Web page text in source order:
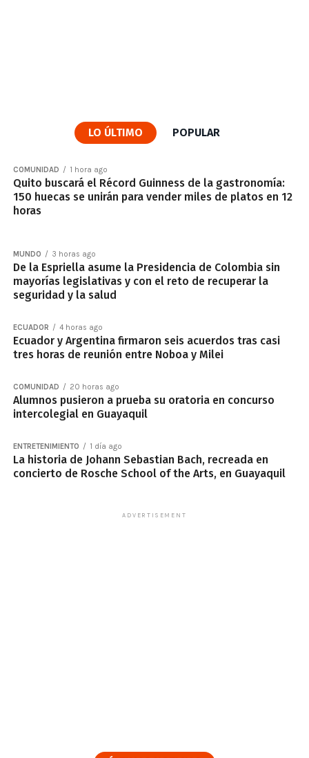
LO ÚLTIMO POPULAR
COMUNIDAD 1 hora ago
Quito buscará el Récord Guinness de la gastronomía:
150 huecas se unirán para vender miles de platos en 12
horas
MUNDO 3 horas ago
De la Espriella asume la Presidencia de Colombia sin
mayorías legislativas y con el reto de recuperar la
seguridad y la salud
ECUADOR 4 horas ago
Ecuador y Argentina firmaron seis acuerdos tras casi
tres horas de reunión entre Noboa y Milei
COMUNIDAD 20 horas ago
Alumnos pusieron a prueba su oratoria en concurso
intercolegial en Guayaquil
ENTRETENIMIENTO 1 día ago
La historia de Johann Sebastian Bach, recreada en
concierto de Rosche School of the Arts, en Guayaquil
ADVERTISEMENT